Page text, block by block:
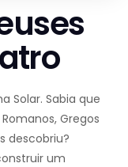
Solar. Sabia que
Gregos
descobriu?
um